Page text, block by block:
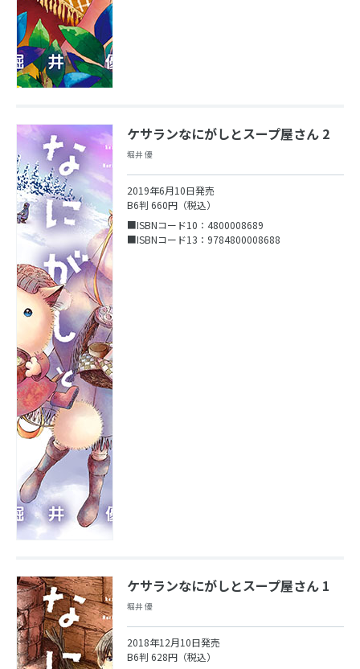
ケサランなにがしとスープ屋さん 2
堀井 優
2019年6月10日発売
B6判 660円（税込）
■ISBNコード10：4800008689
■ISBNコード13：9784800008688
ケサランなにがしとスープ屋さん 1
堀井 優
2018年12月10日発売
B6判 628円（税込）